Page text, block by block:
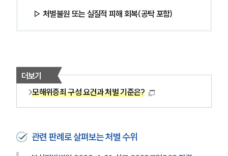
▷ 처벌불원 또는 실질적 피해 회복(공탁 포함)
더보기
모해위증죄 구성 요건과 처벌 기준은?
관련 판례로 살펴보는 처벌 수위